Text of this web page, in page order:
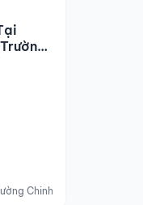
Chinh (đối diện văn